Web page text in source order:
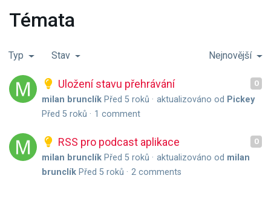
Témata
Typ Stav Nejnovější
0
Uložení stavu přehrávání
milan brunclík Před 5 roků aktualizováno od Pickey
Před 5 roků
1 comment
0
RSS pro podcast aplikace
milan brunclík Před 5 roků aktualizováno od milan
brunclík Před 5 roků 2 comments